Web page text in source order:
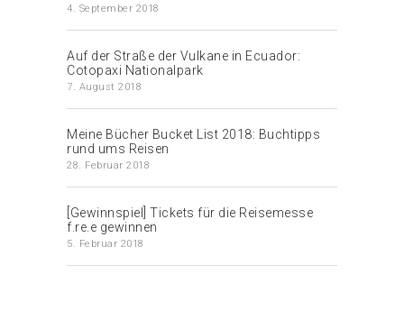
4. September 2018
Auf der Straße der Vulkane in Ecuador:
Cotopaxi Nationalpark
7. August 2018
Meine Bücher Bucket List 2018: Buchtipps
rund ums Reisen
28. Februar 2018
[Gewinnspiel] Tickets für die Reisemesse
f.re.e gewinnen
5. Februar 2018